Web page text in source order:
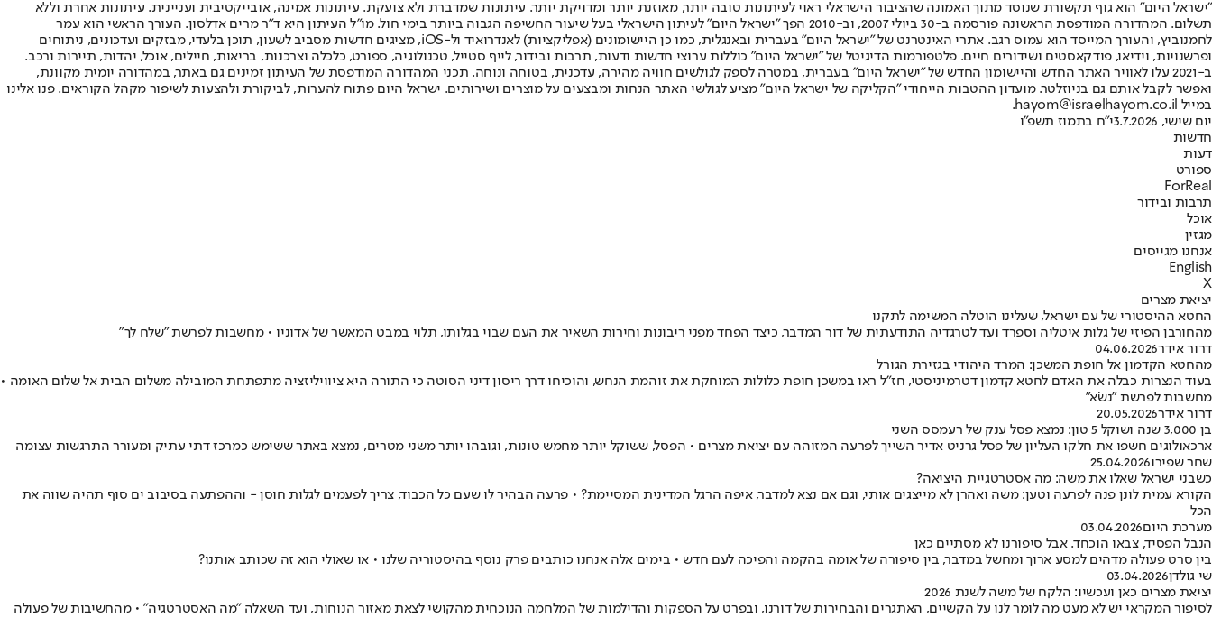
"ישראל היום" הוא גוף תקשורת שנוסד מתוך האמונה שהציבור הישראלי ראוי לעיתונות טובה יותר, מאוזנת יותר ומדויקת יותר. עיתונות שמדברת ולא צועקת. עיתונות אמינה, אובייקטיבית ועניינית. עיתונות אחרת וללא
תשלום. המהדורה המודפסת הראשונה פורסמה ב-30 ביולי 2007, וב-2010 הפך "ישראל היום" לעיתון הישראלי בעל שיעור החשיפה הגבוה ביותר בימי חול. מו"ל העיתון היא ד"ר מרים אדלסון. העורך הראשי הוא עמר
לחמנוביץ, והעורך המייסד הוא עמוס רגב. אתרי האינטרנט של "ישראל היום" בעברית ובאנגלית, כמו כן היישומונים (אפליקציות) לאנדרואיד ול-iOS, מציגים חדשות מסביב לשעון, תוכן בלעדי, מבזקים ועדכונים, ניתוחים
ופרשנויות, וידיאו, פודקאסטים ושידורים חיים. פלטפורמות הדיגיטל של "ישראל היום" כוללות ערוצי חדשות ודעות, תרבות ובידור, לייף סטייל, טכנולוגיה, ספורט, כלכלה וצרכנות, בריאות, חיילים, אוכל, יהדות, תיירות ורכב.
ב-2021 עלו לאוויר האתר החדש והיישומון החדש של "ישראל היום" בעברית, במטרה לספק לגולשים חוויה מהירה, עדכנית, בטוחה ונוחה. תכני המהדורה המודפסת של העיתון זמינים גם באתר, במהדורה יומית מקוונת,
ואפשר לקבל אותם גם בניוזלטר. מועדון ההטבות הייחודי "הקליקה של ישראל היום" מציע לגולשי האתר הנחות ומבצעים על מוצרים ושירותים. ישראל היום פתוח להערות, לביקורת ולהצעות לשיפור מקהל הקוראים. פנו אלינו
במייל hayom@israelhayom.co.il.
יום שישי, 3.7.2026
י"ח בתמוז תשפ"ו
חדשות
דעות
ספורט
ForReal
תרבות ובידור
אוכל
מגזין
אנחנו מגייסים
English
X
יציאת מצרים
החטא ההיסטורי של עם ישראל, שעלינו הוטלה המשימה לתקנו
מהחורבן הפיזי של גלות איטליה וספרד ועד לטרגדיה התודעתית של דור המדבר, כיצד הפחד מפני ריבונות וחירות השאיר את העם שבוי בגלותו, תלוי במבט המאשר של אדוניו • מחשבות לפרשת "שלח לך"
דרור אידר04.06.2026
מהחטא הקדמון אל חופת המשכן: המרד היהודי בגזירת הגורל
בעוד הנצרות כבלה את האדם לחטא קדמון דטרמיניסטי, חז"ל ראו במשכן חופת כלולות המוחקת את זוהמת הנחש, והוכיחו דרך ריסון דיני הסוטה כי התורה היא ציוויליזציה מתפתחת המובילה משלום הבית אל שלום האומה •
מחשבות לפרשת "נשֹׂא"
דרור אידר20.05.2026
בן 3,000 שנה ושוקל 5 טון: נמצא פסל ענק של רעמסס השני
ארכאולוגים חשפו את חלקו העליון של פסל גרניט אדיר השייך לפרעה המזוהה עם יציאת מצרים • הפסל, ששוקל יותר מחמש טונות, וגובהו יותר משני מטרים, נמצא באתר ששימש כמרכז דתי עתיק ומעורר התרגשות עצומה
שחר שפירו25.04.2026
כשבני ישראל שאלו את משה: מה אסטרטגיית היציאה?
הקורא עמית לונן פנה לפרעה וטען: משה ואהרן לא מייצגים אותי, וגם אם נצא למדבר, איפה הרגל המדינית המסיימת? • פרעה הבהיר לו שעם כל הכבוד, צריך לפעמים לגלות חוסן - וההפתעה בסיבוב ים סוף תהיה שווה את
הכל
מערכת היום03.04.2026
הנבל הפסיד, צבאו הוכחד. אבל סיפורנו לא מסתיים כאן
בין סרט פעולה מדהים למסע ארוך ומחשל במדבר, בין סיפורה של אומה בהקמה והפיכה לעם חדש • בימים אלה אנחנו כותבים פרק נוסף בהיסטוריה שלנו • או שאולי הוא זה שכותב אותנו?
שי גולדן03.04.2026
יציאת מצרים כאן ועכשיו: הלקח של משה לשנת 2026
לסיפור המקראי יש לא מעט מה לומר לנו על הקשיים, האתגרים והבחירות של דורנו, ובפרט על הספקות והדילמות של המלחמה הנוכחית מהקושי לצאת מאזור הנוחות, ועד השאלה "מה האסטרטגיה" • מהחשיבות של פעולה